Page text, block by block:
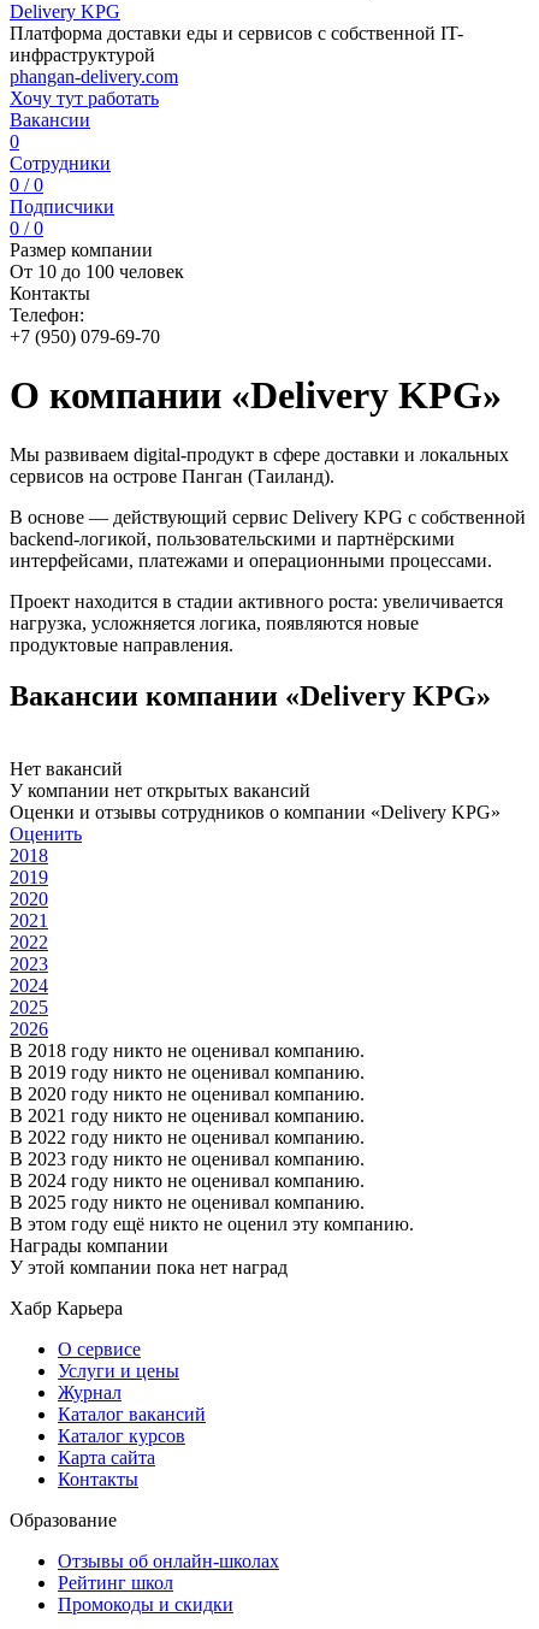
Delivery KPG
Платформа доставки еды и сервисов с собственной IT-
инфраструктурой
phangan-delivery.com
Хочу тут работать
Вакансии
0
Сотрудники
0 / 0
Подписчики
0 / 0
Размер компании
От 10 до 100 человек
Контакты
Телефон:
+7 (950) 079-69-70
О компании «Delivery KPG»
Мы развиваем digital-продукт в сфере доставки и локальных
сервисов на острове Панган (Таиланд).
В основе — действующий сервис Delivery KPG с собственной
backend-логикой, пользовательскими и партнёрскими
интерфейсами, платежами и операционными процессами.
Проект находится в стадии активного роста: увеличивается
нагрузка, усложняется логика, появляются новые
продуктовые направления.
Вакансии компании «Delivery KPG»
Нет вакансий
У компании нет открытых вакансий
Оценки и отзывы сотрудников о компании «Delivery KPG»
Оценить
2018
2019
2020
2021
2022
2023
2024
2025
2026
В 2018 году никто не оценивал компанию.
В 2019 году никто не оценивал компанию.
В 2020 году никто не оценивал компанию.
В 2021 году никто не оценивал компанию.
В 2022 году никто не оценивал компанию.
В 2023 году никто не оценивал компанию.
В 2024 году никто не оценивал компанию.
В 2025 году никто не оценивал компанию.
В этом году ещё никто не оценил эту компанию.
Награды компании
У этой компании пока нет наград
Хабр Карьера
О сервисе
Услуги и цены
Журнал
Каталог вакансий
Каталог курсов
Карта сайта
Контакты
Образование
Отзывы об онлайн-школах
Рейтинг школ
Промокоды и скидки